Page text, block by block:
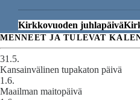
Kirkkovuoden juhlapäivä
MENNEET JA TULEVAT
31.5.
Kansainvälinen tupakaton päivä
1.6.
Maailman maitopäivä